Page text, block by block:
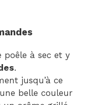
poêle à sec et y
.
jusqu’à ce
belle couleur